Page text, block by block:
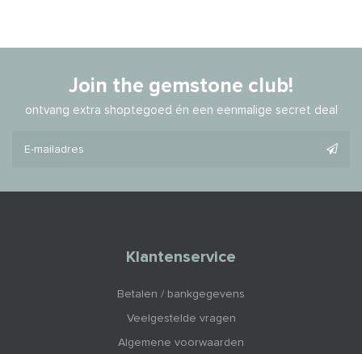
Join the gemstone club!
ontvang extra shoptegoed én een eenmalige secret deal
Klantenservice
Betalen / bankgegevens
Veelgestelde vragen
Algemene voorwaarden